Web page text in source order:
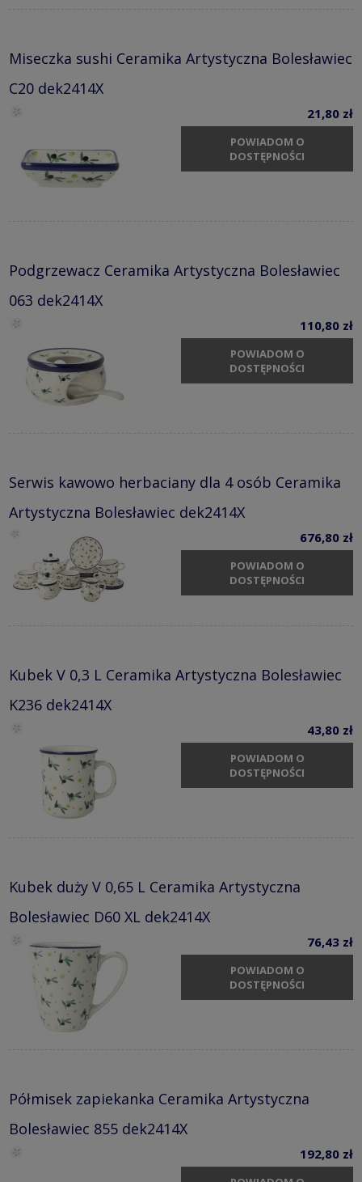
Miseczka sushi Ceramika Artystyczna Bolesławiec
C20 dek2414X
21,80 zł
POWIADOM O
DOSTĘPNOŚCI
Podgrzewacz Ceramika Artystyczna Bolesławiec
063 dek2414X
110,80 zł
POWIADOM O
DOSTĘPNOŚCI
Serwis kawowo herbaciany dla 4 osób Ceramika
Artystyczna Bolesławiec dek2414X
676,80 zł
POWIADOM O
DOSTĘPNOŚCI
Kubek V 0,3 L Ceramika Artystyczna Bolesławiec
K236 dek2414X
43,80 zł
POWIADOM O
DOSTĘPNOŚCI
Kubek duży V 0,65 L Ceramika Artystyczna
Bolesławiec D60 XL dek2414X
76,43 zł
POWIADOM O
DOSTĘPNOŚCI
Półmisek zapiekanka Ceramika Artystyczna
Bolesławiec 855 dek2414X
192,80 zł